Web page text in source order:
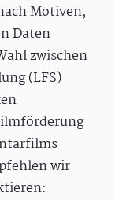
Motiven,
Daten
zwischen
(LFS)
wir